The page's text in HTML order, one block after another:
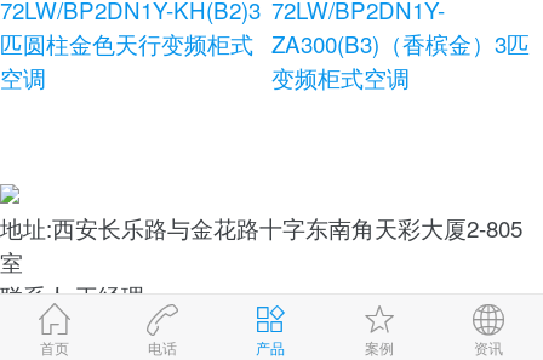
首页 电话 产品 案例 资讯
72LW/BP2DN1Y-KH(B2)3
匹圆柱金色天行变频柜式
空调
72LW/BP2DN1Y-
ZA300(B3)（香槟金）3匹
变频柜式空调
地址:西安长乐路与金花路十字东南角天彩大厦2-805
室
联系人:王经理
电话:13572444499 13572444499